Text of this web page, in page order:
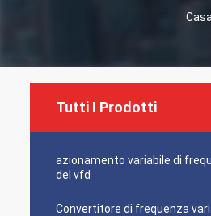
Casa
Tutti I Prodotti
azionamento variabile di
del vfd
Convertitore di frequenza